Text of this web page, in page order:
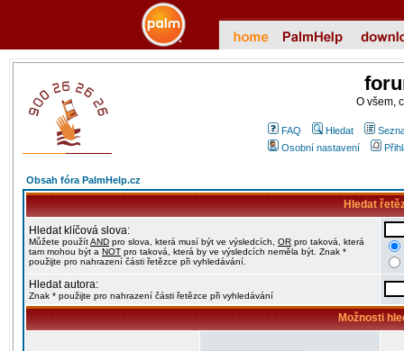
O všem,
FAQ Hledat
Osobní nastavení
Obsah fóra PalmHelp.cz
Hledat
Hledat klíčová slova:
Můžete použítAND pro slova, která musí být ve výsledcích, OR pro taková, která
tam mohou být a NOT pro taková, která by ve výsledcích neměla být. Znak *
použijte pro nahrazení části řetězce při vyhledávání.
Hledat autora:
Znak * použijte pro nahrazení části řetězce při vyhledávání
Možnosti